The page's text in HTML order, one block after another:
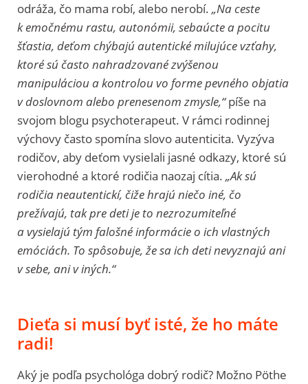
odráža, čo mama robí, alebo nerobí. „Na ceste
k emočnému rastu, autonómii, sebaúcte a pocitu
šťastia, deťom chýbajú autentické milujúce vzťahy,
ktoré sú často nahradzované zvýšenou
manipuláciou a kontrolou vo forme pevného objatia
v doslovnom alebo prenesenom zmysle,“píše na
svojom blogu psychoterapeut. V rámci rodinnej
výchovy často spomína slovo autenticita. Vyzýva
rodičov, aby deťom vysielali jasné odkazy, ktoré sú
vierohodné a ktoré rodičia naozaj cítia. „Ak sú
rodičia neautentickí, čiže hrajú niečo iné, čo
prežívajú, tak pre deti je to nezrozumiteľné
a vysielajú tým falošné informácie o ich vlastných
emóciách. To spôsobuje, že sa ich deti nevyznajú ani
v sebe, ani v iných.“
Dieťa si musí byť isté, že ho máte
radi!
Aký je podľa psychológa dobrý rodič? Možno Pöthe